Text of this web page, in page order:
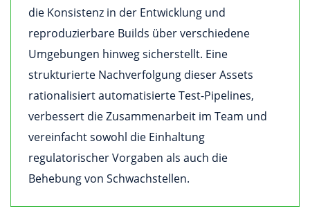
die Konsistenz in der Entwicklung und
reproduzierbare Builds über verschiedene
Umgebungen hinweg sicherstellt. Eine
strukturierte Nachverfolgung dieser Assets
rationalisiert automatisierte Test-Pipelines,
verbessert die Zusammenarbeit im Team und
vereinfacht sowohl die Einhaltung
regulatorischer Vorgaben als auch die
Behebung von Schwachstellen.